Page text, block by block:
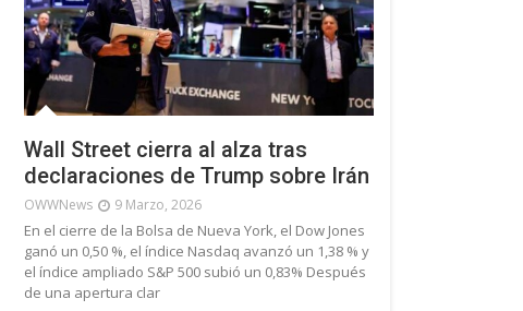
Wall Street cierra al alza tras
declaraciones de Trump sobre Irán
OWWNews 9 Marzo, 2026
En el cierre de la Bolsa de Nueva York, el Dow Jones
ganó un 0,50 %, el índice Nasdaq avanzó un 1,38 % y
el índice ampliado S&P 500 subió un 0,83% Después
de una apertura clar